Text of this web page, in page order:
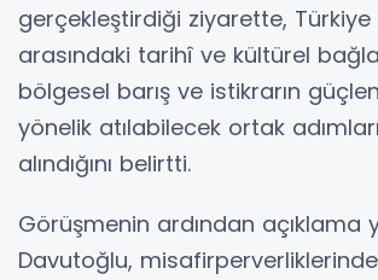
gerçekleştirdiği ziyarette, Türkiye
arasındaki tarihî ve kültürel
bölgesel barış ve istikrarın
yönelik atılabilecek ortak
alındığını belirtti.
Görüşmenin ardından açıklama
Davutoğlu,